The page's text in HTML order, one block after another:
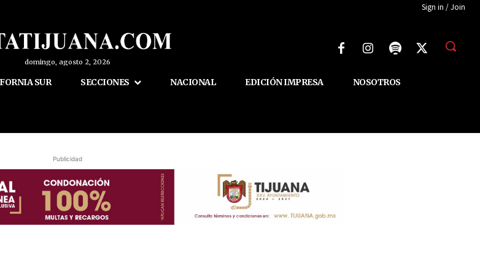
Sign in / Join
domingo, agosto 2, 2026
SUR SECCIONES NACIONAL EDICIÓN IMPRESA NOSOTROS
Publicidad